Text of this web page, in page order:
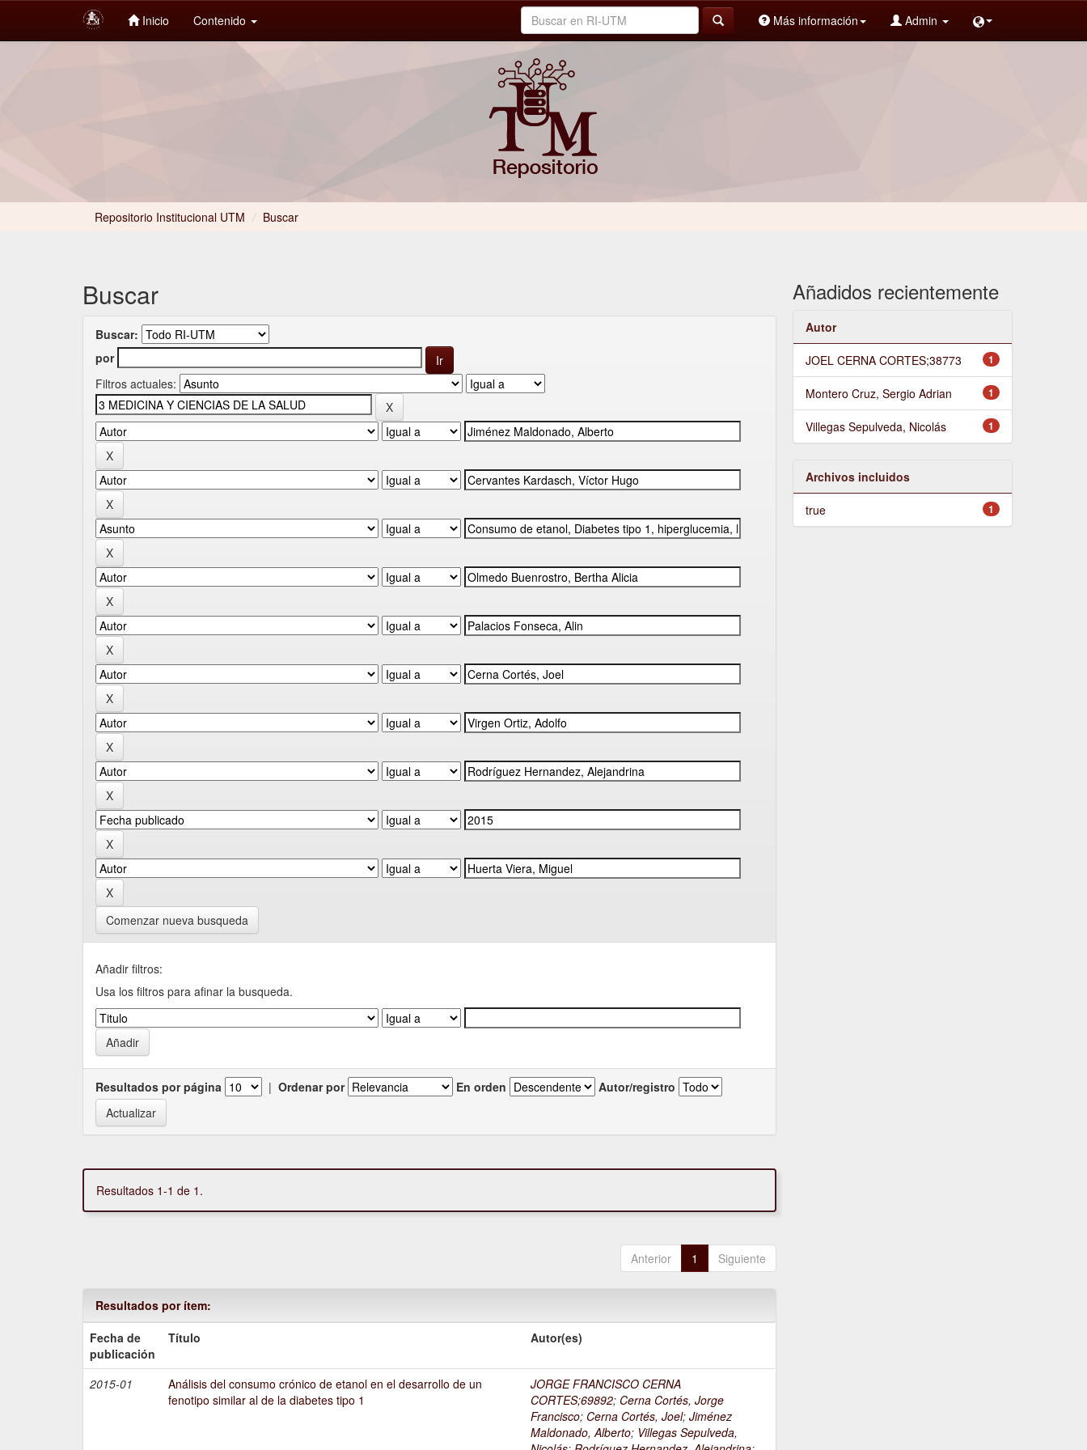
Inicio Contenido Más información Admin
Repositorio Institucional UTM / Buscar
Buscar
Buscar:
por
Filtros actuales:
Comenzar nueva busqueda
Añadir filtros:
Usa los filtros para afinar la busqueda.
Resultados por página | Ordenar por En orden Autor/registro
Resultados 1-1 de 1.
Anterior 1 Siguiente
Resultados por ítem:
Fecha de
publicación
Título Autor(es)
2015-01
Análisis del consumo crónico de etanol en el desarrollo de un
fenotipo similar al de la diabetes tipo 1
JORGE FRANCISCO CERNA
CORTES;69892; Cerna Cortés, Jorge
Francisco; Cerna Cortés, Joel;Jiménez
Maldonado, Alberto; Villegas Sepulveda,
Añadidos recientemente
Autor
1
JOEL CERNA CORTES;38773
1
Montero Cruz, Sergio Adrian
1
Villegas Sepulveda, Nicolás
Archivos incluidos
1
true